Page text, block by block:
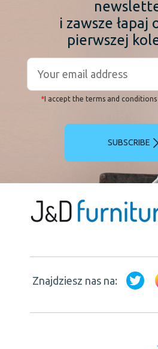
i zawsze łapaj
pierwszej
*I accept the terms and conditions
SUBSCRIBE
Znajdziesz nas na: